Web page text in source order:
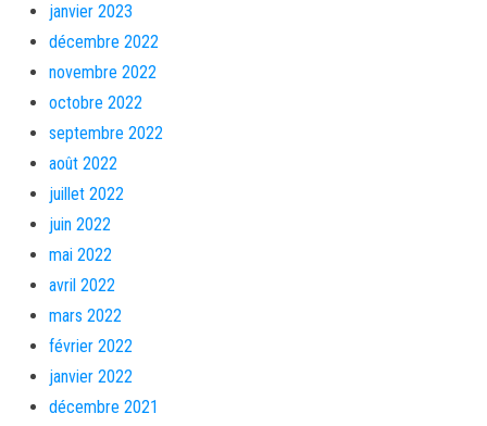
janvier 2023
décembre 2022
novembre 2022
octobre 2022
septembre 2022
août 2022
juillet 2022
juin 2022
mai 2022
avril 2022
mars 2022
février 2022
janvier 2022
décembre 2021